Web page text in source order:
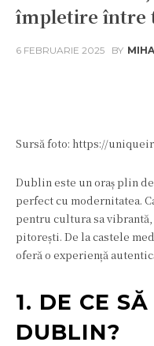
împletire între
6 FEBRUARIE 2025 BY
Sursă foto: https://
Dublin este un oraș plin
perfect cu modernitatea.
pentru cultura sa
pitorești. De la castele
oferă o experiență
1. DE CE
DUBLIN?